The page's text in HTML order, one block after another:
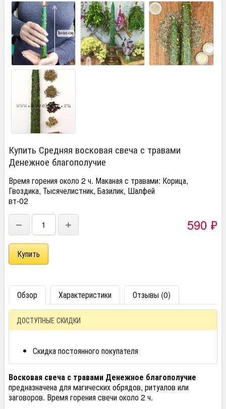
Купить Средняя восковая свеча с травами
Денежное благополучие
Время горения около 2 ч. Маканая с травами: Корица,
Гвоздика, Тысячелистник, Базилик, Шалфей
вт-02
− + 590 ₽
Обзор Характеристики Отзывы (0)
ДОСТУПНЫЕ СКИДКИ
Скидка постоянного покупателя
Восковая свеча с травами Денежное благополучие
предназначена для магических обрядов, ритуалов или
заговоров. Время горения свечи около 2 ч.